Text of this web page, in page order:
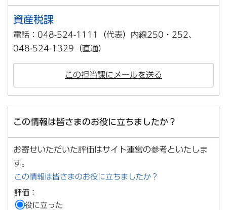
資産税課
電話：048-524-1111（代表）内線250・252、
048-524-1329（直通）
この担当課にメールを送る
この情報は皆さまのお役に立ちましたか？
お寄せいただいた評価はサイト運営の参考といたしま
す。
この情報は皆さまのお役に立ちましたか？
評価：
役に立った